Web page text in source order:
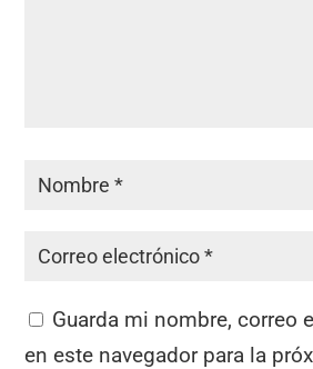
Guarda mi nombre, correo
en este navegador para la